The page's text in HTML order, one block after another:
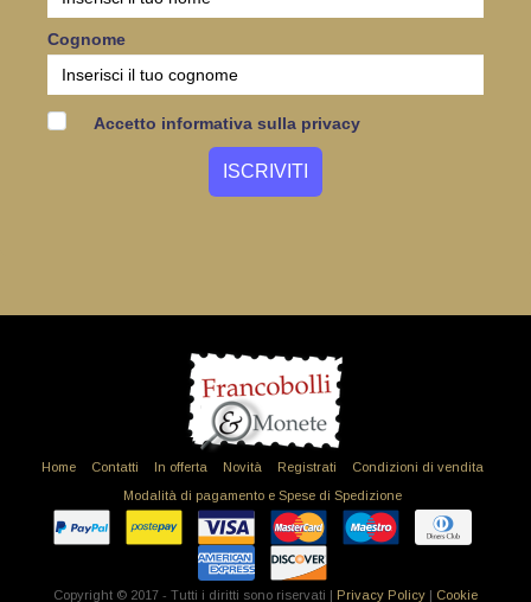
Cognome
Accetto informativa sulla privacy
Home Contatti In offerta Novità Registrati
Condizioni di vendita
Modalità di pagamento e Spese di Spedizione
Copyright © 2017 - Tutti i diritti sono riservati | Privacy Policy | Cookie